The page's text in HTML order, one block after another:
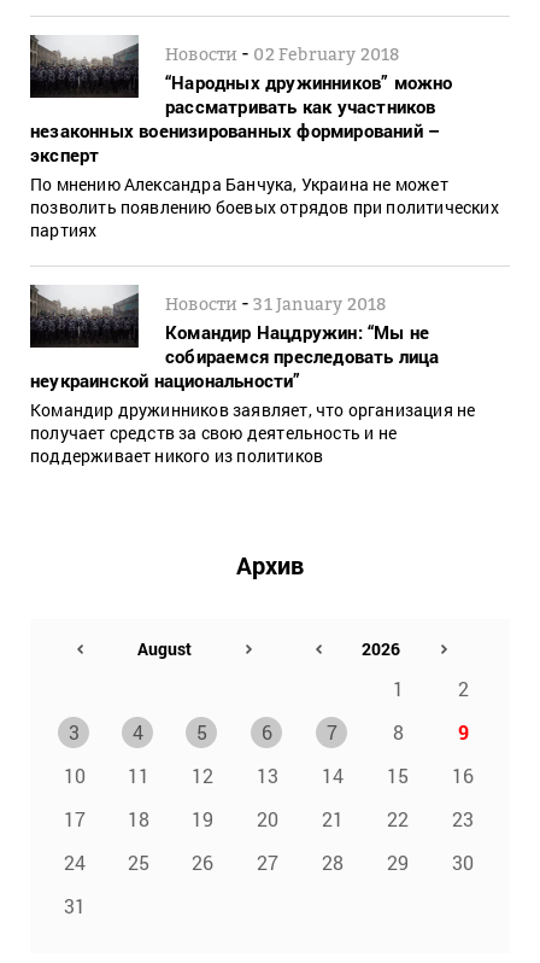
Новости - 02 February 2018
“Народных дружинников” можно
рассматривать как участников
незаконных военизированных формирований –
эксперт
По мнению Александра Банчука, Украина не может
позволить появлению боевых отрядов при политических
партиях
Новости -31 January 2018
Командир Нацдружин: “Мы не
собираемся преследовать лица
неукраинской национальности”
Командир дружинников заявляет, что организация не
получает средств за свою деятельность и не
поддерживает никого из политиков
Архив
1
2
3
4 5 6 7 8
9
10
11 12 13 14 15
16
17
18 19 20 21 22
23
24
25 26 27 28 29
30
31